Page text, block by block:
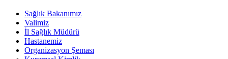
Sağlık Bakanımız
Valimiz
İl Sağlık Müdürü
Hastanemiz
Organizasyon Şeması